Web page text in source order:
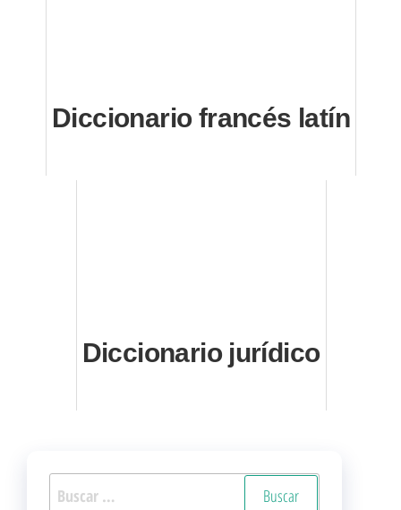
Diccionario francés latín
Diccionario jurídico
Buscar: